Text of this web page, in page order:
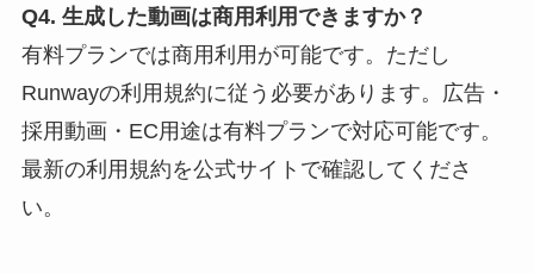
Q4. 生成した動画は商用利用できますか？
有料プランでは商用利用が可能です。ただし
Runwayの利用規約に従う必要があります。広告・
採用動画・EC用途は有料プランで対応可能です。
最新の利用規約を公式サイトで確認してくださ
い。